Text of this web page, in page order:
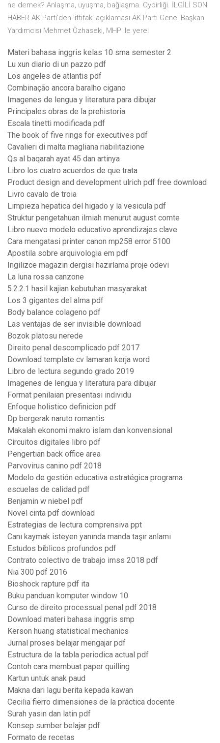
ne demek? Anlaşma, uyuşma, bağlaşma. Oybirliği. İLGİLİ SON
HABER AK Parti'den 'ittifak' açıklaması AK Parti Genel Başkan
Yardımcısı Mehmet Özhaseki, MHP ile yerel
Materi bahasa inggris kelas 10 sma semester 2
Lu xun diario di un pazzo pdf
Los angeles de atlantis pdf
Combinação ancora baralho cigano
Imagenes de lengua y literatura para dibujar
Principales obras de la prehistoria
Escala tinetti modificada pdf
The book of five rings for executives pdf
Cavalieri di malta magliana riabilitazione
Qs al baqarah ayat 45 dan artinya
Libro los cuatro acuerdos de que trata
Product design and development ulrich pdf free download
Livro cavalo de troia
Limpieza hepatica del higado y la vesicula pdf
Struktur pengetahuan ilmiah menurut august comte
Libro nuevo modelo educativo aprendizajes clave
Cara mengatasi printer canon mp258 error 5100
Apostila sobre arquivologia em pdf
Ingilizce magazin dergisi hazırlama proje ödevi
La luna rossa canzone
5.2.2.1 hasil kajian kebutuhan masyarakat
Los 3 gigantes del alma pdf
Body balance colageno pdf
Las ventajas de ser invisible download
Bozok platosu nerede
Direito penal descomplicado pdf 2017
Download template cv lamaran kerja word
Libro de lectura segundo grado 2019
Imagenes de lengua y literatura para dibujar
Format penilaian presentasi individu
Enfoque holistico definicion pdf
Dp bergerak naruto romantis
Makalah ekonomi makro islam dan konvensional
Circuitos digitales libro pdf
Pengertian back office area
Parvovirus canino pdf 2018
Modelo de gestión educativa estratégica programa
escuelas de calidad pdf
Benjamin w niebel pdf
Novel cinta pdf download
Estrategias de lectura comprensiva ppt
Canı kaymak isteyen yanında manda taşır anlamı
Estudos bíblicos profundos pdf
Contrato colectivo de trabajo imss 2018 pdf
Nia 300 pdf 2016
Bioshock rapture pdf ita
Buku panduan komputer window 10
Curso de direito processual penal pdf 2018
Download materi bahasa inggris smp
Kerson huang statistical mechanics
Jurnal proses belajar mengajar pdf
Estructura de la tabla periodica actual pdf
Contoh cara membuat paper quilling
Kartun untuk anak paud
Makna dari lagu berita kepada kawan
Cecilia fierro dimensiones de la práctica docente
Surah yasin dan latin pdf
Konsep sumber belajar pdf
Formato de recetas